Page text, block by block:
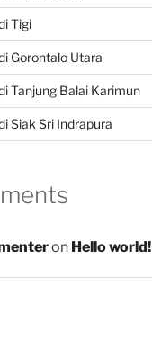
Tigi
Gorontalo Utara
Tanjung Balai Karimun
Siak Sri Indrapura
on Hello world!